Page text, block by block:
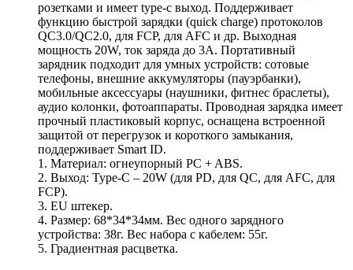
розетками и имеет type-c выход. Поддерживает
функцию быстрой зарядки (quick charge) протоколов
QC3.0/QC2.0, для FCP, для AFC и др. Выходная
мощность 20W, ток заряда до 3А. Портативный
зарядник подходит для умных устройств: сотовые
телефоны, внешние аккумуляторы (пауэрбанки),
мобильные аксессуары (наушники, фитнес браслеты),
аудио колонки, фотоаппараты. Проводная зарядка имеет
прочный пластиковый корпус, оснащена встроенной
защитой от перегрузок и короткого замыкания,
поддерживает Smart ID.
1. Материал: огнеупорный PC + ABS.
2. Выход: Type-C – 20W (для PD, для QC, для AFC, для
FCP).
3. EU штекер.
4. Размер: 68*34*34мм. Вес одного зарядного
устройства: 38г. Вес набора с кабелем: 55г.
5. Градиентная расцветка.